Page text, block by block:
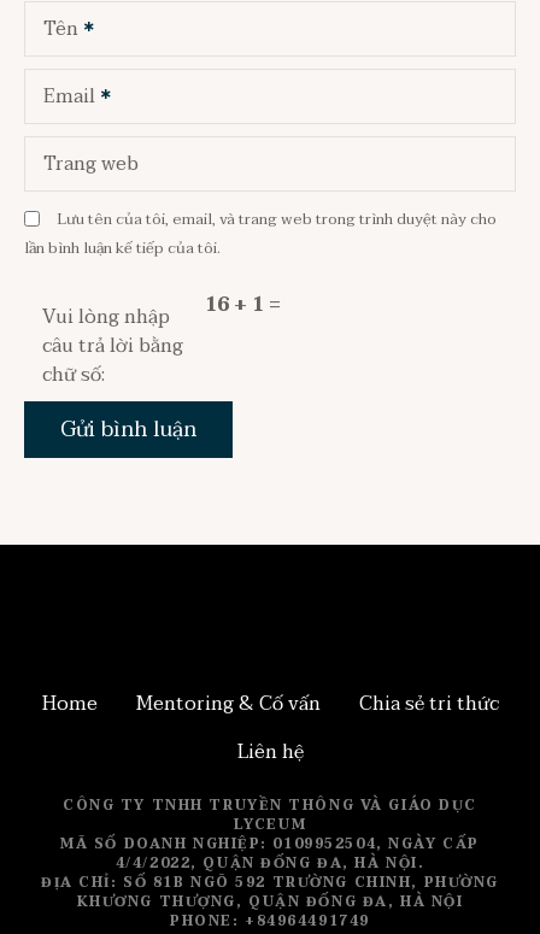
Tên
Email
Trang web
Lưu tên của tôi, email, và trang web trong trình duyệt này cho
lần bình luận kế tiếp của tôi.
Vui lòng nhập
câu trả lời bằng
chữ số:
16 + 1 =
Home Mentoring & Cố vấn
Chia sẻ tri thức
Liên hệ
CÔNG TY TNHH TRUYỀN THÔNG VÀ GIÁO DỤC
LYCEUM
MÃ SỐ DOANH NGHIỆP: 0109952504, NGÀY CẤP
4/4/2022, QUẬN ĐỐNG ĐA, HÀ NỘI.
ĐỊA CHỈ: SỐ 81B NGÕ 592 TRƯỜNG CHINH, PHƯỜNG
KHƯƠNG THƯỢNG, QUẬN ĐỐNG ĐA, HÀ NỘI
PHONE: +84964491749